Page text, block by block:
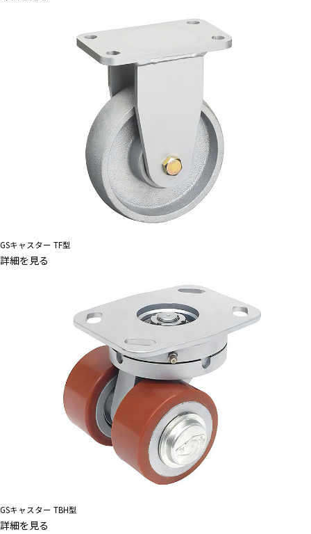
GSキャスター TF型
詳細を見る
GSキャスター TBH型
詳細を見る